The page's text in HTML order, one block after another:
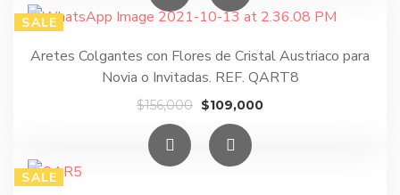
era:
es:
SALE
Aretes Colgantes con Flores de Cristal Austriaco para
Novia o Invitadas. REF. QART8
$156,000 El
precio
original
era:
$109,000El
SALE